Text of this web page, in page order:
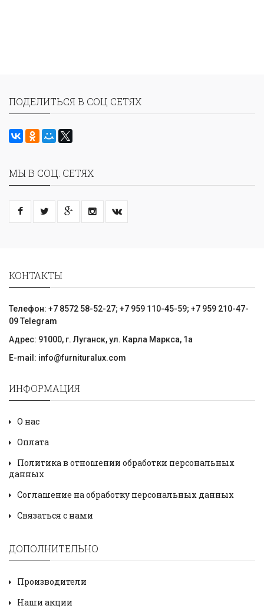
ПОДЕЛИТЬСЯ В СОЦ СЕТЯХ
МЫ В СОЦ. СЕТЯХ
КОНТАКТЫ
Телефон: +7 8572 58-52-27; +7 959 110-45-59; +7 959 210-47-
09 Telegram
Адрес: 91000, г. Луганск, ул. Карла Маркса, 1а
E-mail: info@furnituralux.com
ИНФОРМАЦИЯ
О нас
Оплата
Политика в отношении обработки персональных
данных
Соглашение на обработку персональных данных
Связаться с нами
ДОПОЛНИТЕЛЬНО
Производители
Наши акции